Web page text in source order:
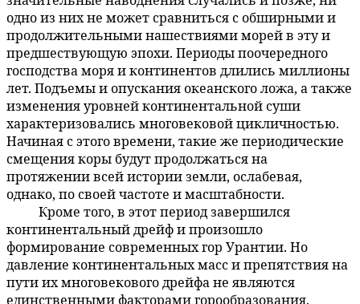
одно из них не может сравниться с обширными и
продолжительными нашествиями морей в эту и
предшествующую эпохи. Периоды поочередного
господства моря и континентов длились миллионы
лет. Подъемы и опускания океанского ложа, а также
изменения уровней континентальной суши
характеризовались многовековой цикличностью.
Начиная с этого времени, такие же периодические
смещения коры будут продолжаться на
протяжении всей истории земли, ослабевая,
однако, по своей частоте и масштабности.
Кроме того, в этот период завершился
континентальный дрейф и произошло
формирование современных гор Урантии. Но
давление континентальных масс и препятствия на
пути их многовекового дрейфа не являются
единственными факторами горообразования.